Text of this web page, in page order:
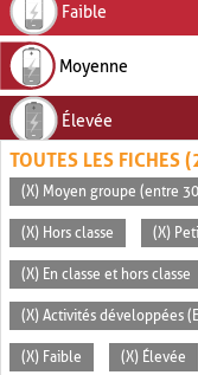
Faible
Moyenne
Élevée
TOUTES LES FICHES
(X) Moyen groupe (entre
(X) Hors classe (X)
(X) En classe et hors classe
(X) Activités développées
(X) Faible (X) Élevée